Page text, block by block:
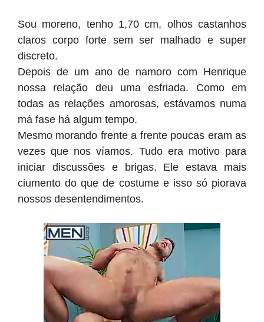
Sou moreno, tenho 1,70 cm, olhos castanhos
claros corpo forte sem ser malhado e super
discreto.
Depois de um ano de namoro com Henrique
nossa relação deu uma esfriada. Como em
todas as relações amorosas, estávamos numa
má fase há algum tempo.
Mesmo morando frente a frente poucas eram as
vezes que nos víamos. Tudo era motivo para
iniciar discussões e brigas. Ele estava mais
ciumento do que de costume e isso só piorava
nossos desentendimentos.